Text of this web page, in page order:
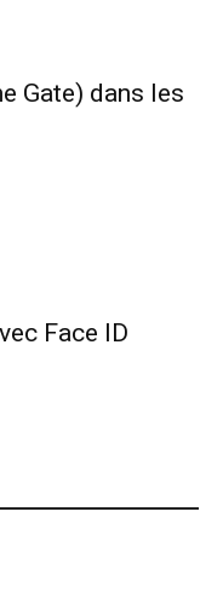
Gate) dans les
Face ID